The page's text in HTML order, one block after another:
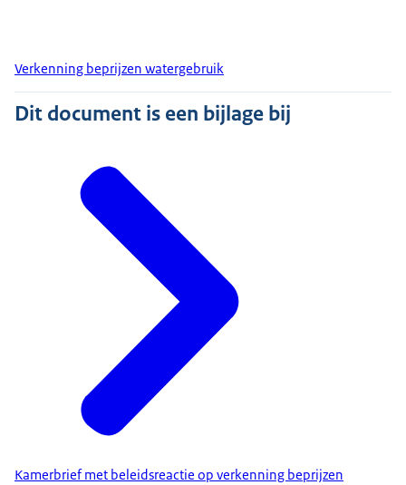
Verkenning beprijzen watergebruik
Dit document is een bijlage bij
Kamerbrief met beleidsreactie op verkenning beprijzen